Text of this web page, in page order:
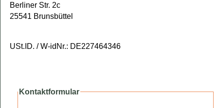
Berliner Str. 2c
25541 Brunsbüttel
USt.ID. / W-idNr.: DE227464346
Kontaktformular